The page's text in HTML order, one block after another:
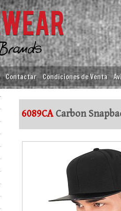
Contactar Condiciones de Venta
6089CACarbon